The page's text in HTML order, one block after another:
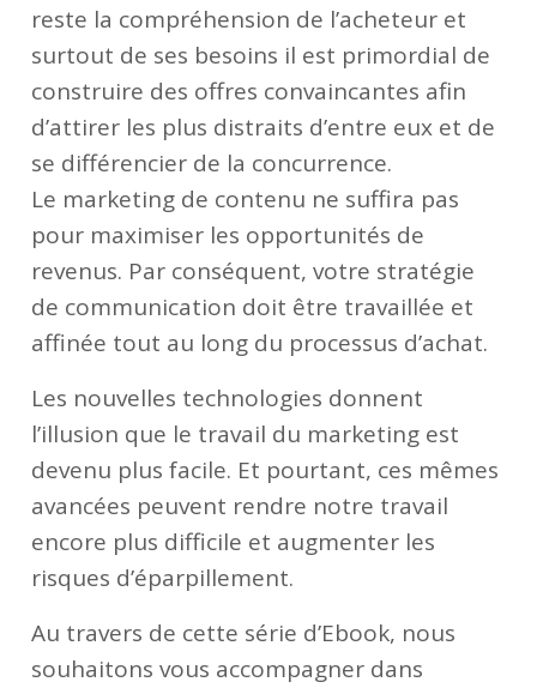
reste la compréhension de l’acheteur et
surtout de ses besoins il est primordial de
construire des offres convaincantes afin
d’attirer les plus distraits d’entre eux et de
se différencier de la concurrence.
Le marketing de contenu ne suffira pas
pour maximiser les opportunités de
revenus. Par conséquent, votre stratégie
de communication doit être travaillée et
affinée tout au long du processus d’achat.
Les nouvelles technologies donnent
l’illusion que le travail du marketing est
devenu plus facile. Et pourtant, ces mêmes
avancées peuvent rendre notre travail
encore plus difficile et augmenter les
risques d’éparpillement.
Au travers de cette série d’Ebook, nous
souhaitons vous accompagner dans